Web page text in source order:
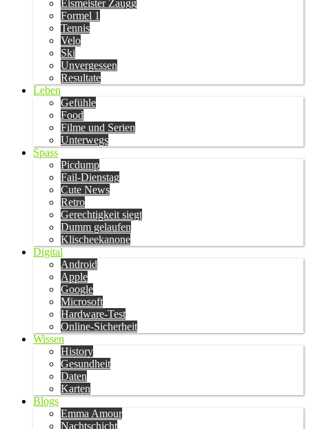
Eismeister Zaugg
Formel 1
Tennis
Velo
Ski
Unvergessen
Resultate
Leben
Gefühle
Food
Filme und Serien
Unterwegs
Spass
Picdump
Fail-Dienstag
Cute News
Retro
Gerechtigkeit siegt
Dumm gelaufen
Klischeekanone
Digital
Android
Apple
Google
Microsoft
Hardware-Test
Online-Sicherheit
Wissen
History
Gesundheit
Daten
Karten
Blogs
Emma Amour
Nachtschicht